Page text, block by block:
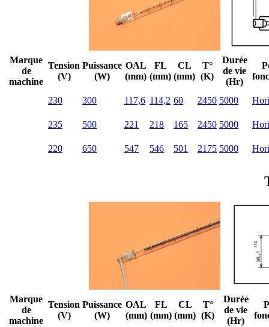
Marque
de
machine
Tension
(V)
Puissance
(W)
OAL
(mm)
FL
(mm)
CL
(mm)
T°
(K)
Durée
de vie
(Hr)
230 300 117,6 114,2 60 2450 5000
235 500 221 218 165 2450 5000
220 650 547 546 501 2175 5000
Marque
de
machine
Tension
(V)
Puissance
(W)
OAL
(mm)
FL
(mm)
CL
(mm)
T°
(K)
Durée
de vie
(Hr)